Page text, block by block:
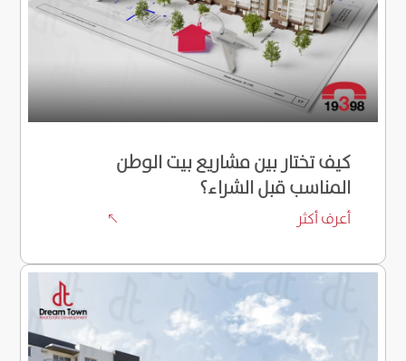
كيف تختار بين مشاريع بيت الوطن
المناسب قبل الشراء؟
أعرف أكثر %